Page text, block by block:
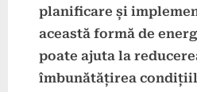
planificare și
această formă de
poate ajuta la
îmbunătățirea